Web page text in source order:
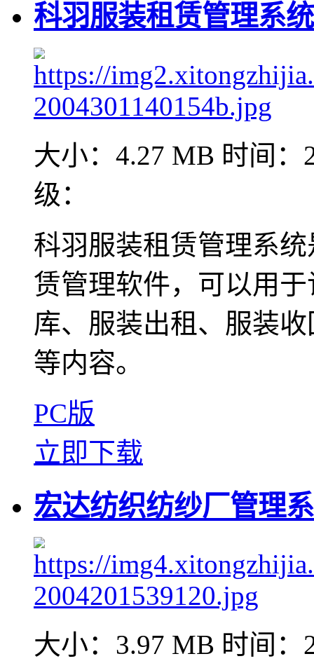
科羽服装租赁管理系
大小：4.27 MB 时间：
级：
科羽服装租赁管理系
赁管理软件，可以用
库、服装出租、服装
等内容。
PC版
立即下载
宏达纺织纺纱厂管理
大小：3.97 MB 时间：